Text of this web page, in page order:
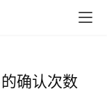
确认次数